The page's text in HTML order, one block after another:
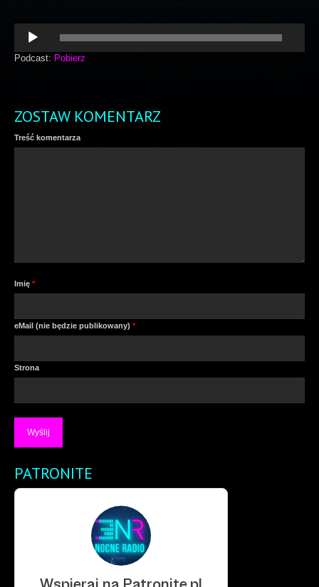
Odtwarzacz
plików
dźwiękowych
Podcast: Pobierz
ZOSTAW KOMENTARZ
Treść komentarza
Imię *
eMail (nie będzie publikowany) *
Strona
PATRONITE